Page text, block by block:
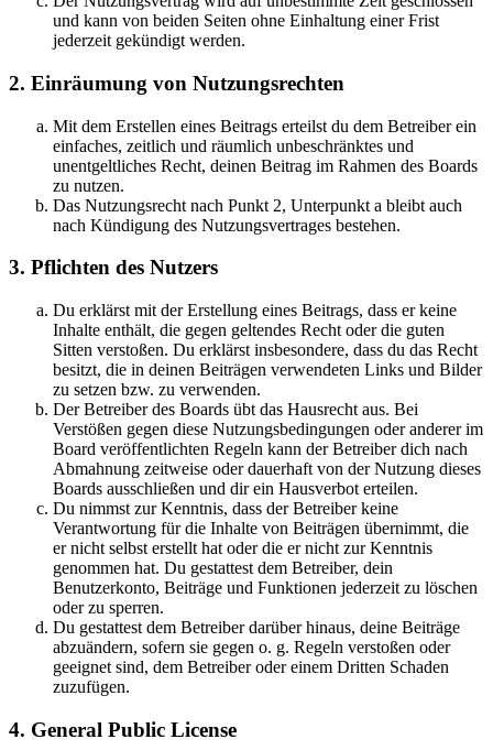
und kann von beiden Seiten ohne Einhaltung einer Frist
jederzeit gekündigt werden.
2. Einräumung von Nutzungsrechten
Mit dem Erstellen eines Beitrags erteilst du dem Betreiber ein
einfaches, zeitlich und räumlich unbeschränktes und
unentgeltliches Recht, deinen Beitrag im Rahmen des Boards
zu nutzen.
Das Nutzungsrecht nach Punkt 2, Unterpunkt a bleibt auch
nach Kündigung des Nutzungsvertrages bestehen.
3. Pflichten des Nutzers
Du erklärst mit der Erstellung eines Beitrags, dass er keine
Inhalte enthält, die gegen geltendes Recht oder die guten
Sitten verstoßen. Du erklärst insbesondere, dass du das Recht
besitzt, die in deinen Beiträgen verwendeten Links und Bilder
zu setzen bzw. zu verwenden.
Der Betreiber des Boards übt das Hausrecht aus. Bei
Verstößen gegen diese Nutzungsbedingungen oder anderer im
Board veröffentlichten Regeln kann der Betreiber dich nach
Abmahnung zeitweise oder dauerhaft von der Nutzung dieses
Boards ausschließen und dir ein Hausverbot erteilen.
Du nimmst zur Kenntnis, dass der Betreiber keine
Verantwortung für die Inhalte von Beiträgen übernimmt, die
er nicht selbst erstellt hat oder die er nicht zur Kenntnis
genommen hat. Du gestattest dem Betreiber, dein
Benutzerkonto, Beiträge und Funktionen jederzeit zu löschen
oder zu sperren.
Du gestattest dem Betreiber darüber hinaus, deine Beiträge
abzuändern, sofern sie gegen o. g. Regeln verstoßen oder
geeignet sind, dem Betreiber oder einem Dritten Schaden
zuzufügen.
4. General Public License